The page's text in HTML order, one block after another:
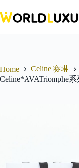
to
content
Home
Celine 赛琳
Celine*AVATriomphe